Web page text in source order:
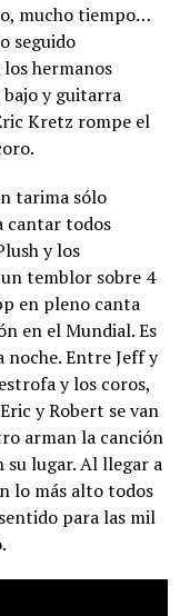
mucho tiempo…
seguido
los hermanos
y guitarra
Kretz rompe el
tarima sólo
cantar todos
y los
temblor sobre 4
en pleno canta
en el Mundial. Es
noche. Entre Jeff y
y los coros,
y Robert se van
arman la canción
su lugar. Al llegar a
lo más alto todos
para las mil